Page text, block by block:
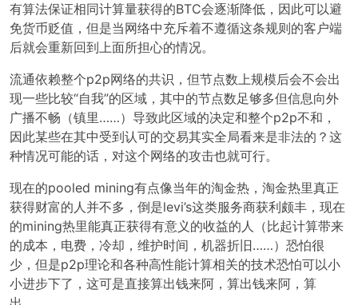
有算法保证相同计算量获得的BTC会逐渐降低，因此可以避
免货币贬值，但是当网络中充斥着不遵循这条规则的客户端
后就会重新回到上面所担心的情况。
流通依赖整个p2p网络的共识，但节点数上规模后会不会出
现一些比较“自我”的区域，其中的节点数足够多但信息向外
广播不畅（镇里……）导致此区域的决定和整个p2p不和，
因此某些在其中受到认可的交易其实全局看来是非法的？这
种情况可能的话，对这个网络的攻击也就可行。
现在的pooled mining有点像当年的淘金热，淘金热里真正
获得财富的人并不多，倒是levi’s这类服务商获利颇丰，现在
的mining热里能真正获得有意义的收益的人（比起计算带来
的成本，电费，冷却，维护时间，机器折旧……）恐怕很
少，但是p2p理论和各种高性能计算相关的技术恐怕可以小
小进步下了，这可是直接算出钱来阿，算出钱来阿，算